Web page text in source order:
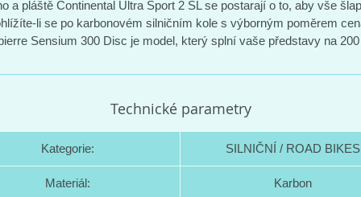
a pláště Continental Ultra Sport 2 SL se postarají o to, aby vše
li se po karbonovém silničním kole s výborným poměrem
Sensium 300 Disc je model, který splní vaše představy na 200
Technické parametry
Kategorie: SILNIČNÍ / ROAD BIKES
Materiál: Karbon